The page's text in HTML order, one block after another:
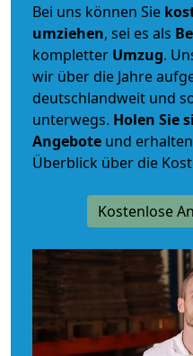
Bei uns können Sie
umziehen, sei es als
kompletter Umzug.
wir über die Jahre
deutschlandweit und
unterwegs. Holen Sie
Angebote und
Überblick über die
Kostenlose